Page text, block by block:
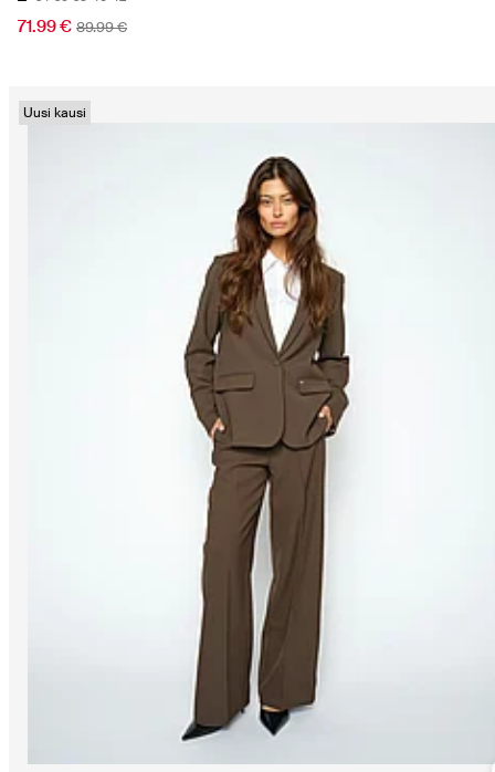
71.99 € 89.99 €
Uusi kausi